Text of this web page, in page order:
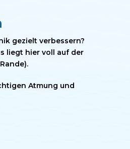
gezielt verbessern?
liegt hier voll auf der
Atmung und